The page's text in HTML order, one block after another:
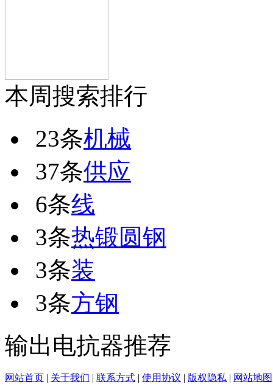
本周搜索排行
23条机械
37条供应
6条线
3条热锻圆钢
3条装
3条方钢
输出电抗器推荐
网站首页 关于我们 联系方式 使用协议 版权隐私 网站地图